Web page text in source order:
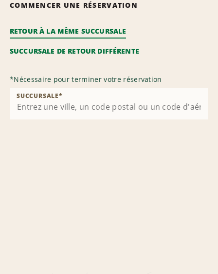
COMMENCER UNE RÉSERVATION
RETOUR À LA MÊME SUCCURSALE
SUCCURSALE DE RETOUR DIFFÉRENTE
*Nécessaire pour terminer votre réservation
SUCCURSALE*